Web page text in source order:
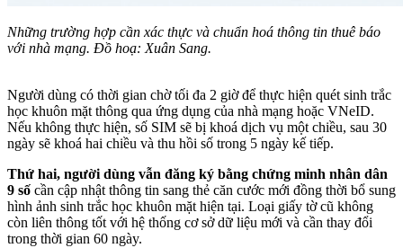
Những trường hợp cần xác thực và chuẩn hoá thông tin thuê báo
với nhà mạng. Đồ hoạ: Xuân Sang.
Người dùng có thời gian chờ tối đa 2 giờ để thực hiện quét sinh trắc
học khuôn mặt thông qua ứng dụng của nhà mạng hoặc VNeID.
Nếu không thực hiện, số SIM sẽ bị khoá dịch vụ một chiều, sau 30
ngày sẽ khoá hai chiều và thu hồi số trong 5 ngày kế tiếp.
Thứ hai, người dùng vẫn đăng ký bằng chứng minh nhân dân
9 số cần cập nhật thông tin sang thẻ căn cước mới đồng thời bổ sung
hình ảnh sinh trắc học khuôn mặt hiện tại. Loại giấy tờ cũ không
còn liên thông tốt với hệ thống cơ sở dữ liệu mới và cần thay đổi
trong thời gian 60 ngày.